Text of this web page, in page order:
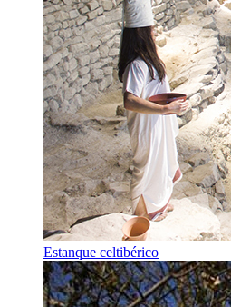
Estanque celtibérico